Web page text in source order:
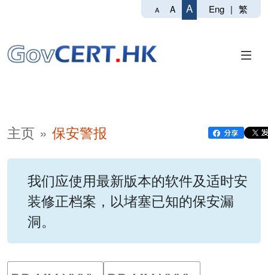
A A A Eng | 繁
主页 保安警报
我们应使用最新版本的软件及适时安
装修正档案，以堵塞已知的保安漏
洞。
请输入搜索日期范围的开